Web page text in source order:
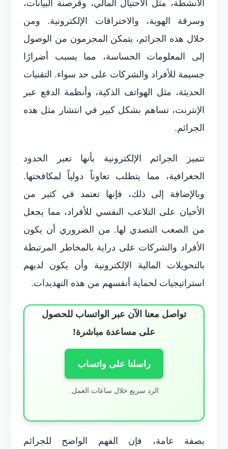
الأنشطة، مثل الاحتيال المالي، وقرصنة البيانات،
وسرقة الهوية، والاختراقات الإلكترونية. ومن
خلال هذه الجرائم، يتمكن المجرمون من الوصول
إلى المعلومات الحساسة، مما يسبب أضرارًا
جسيمة للأفراد والشركات على حد سواء. التقنيات
الحديثة، مثل الهواتف الذكية، وأنظمة الدفع عبر
الإنترنت، تساهم بشكل كبير في انتشار مثل هذه
الجرائم.
تتميز الجرائم الإلكترونية بأنها تعبر الحدود
الجغرافية، مما يتطلب تعاوناً دولياً لمكافحتها.
وبالإضافة إلى ذلك، فإنها تعتمد في كثير من
الأحيان على التلاعب النفسي للأفراد، مما يجعل
من الصعب التصدي لها. من الضروري أن يكون
الأفراد والشركات على دراية بالمخاطر المرتبطة
بالتحويلات المالية الإلكترونية وأن يكون لديهم
استراتيجيات لحماية أنفسهم من هذه التهديدات.
تواصل معنا الآن عبر الواتساب للحصول
على مساعدة مباشرة!
راسلنا على واتساب
الرد سريع خلال ساعات العمل.
بصفة عامة، فإن الفهم الواضح للجرائم